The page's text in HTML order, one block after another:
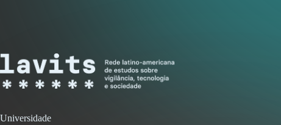
Universidade